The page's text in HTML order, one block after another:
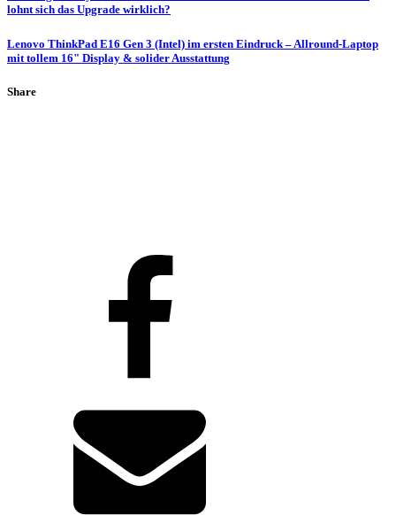
lohnt sich das Upgrade wirklich?
Lenovo ThinkPad E16 Gen 3 (Intel) im ersten Eindruck – Allround-Laptop
mit tollem 16" Display & solider Ausstattung
Share